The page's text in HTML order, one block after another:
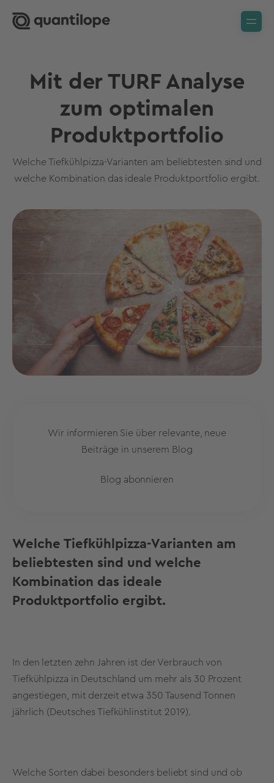
Mit der TURF Analyse
zum optimalen
Produktportfolio
Welche Tiefkühlpizza-Varianten am beliebtesten sind und
welche Kombination das ideale Produktportfolio ergibt.
Wir informieren Sie über relevante, neue
Beiträge in unserem Blog
Blog abonnieren
Welche Tiefkühlpizza-Varianten am
beliebtesten sind und welche
Kombination das ideale
Produktportfolio ergibt.
In den letzten zehn Jahren ist der Verbrauch von
Tiefkühlpizza in Deutschland um mehr als 30 Prozent
angestiegen, mit derzeit etwa 350 Tausend Tonnen
jährlich (Deutsches Tiefkühlinstitut 2019).
Welche Sorten dabei besonders beliebt sind und ob